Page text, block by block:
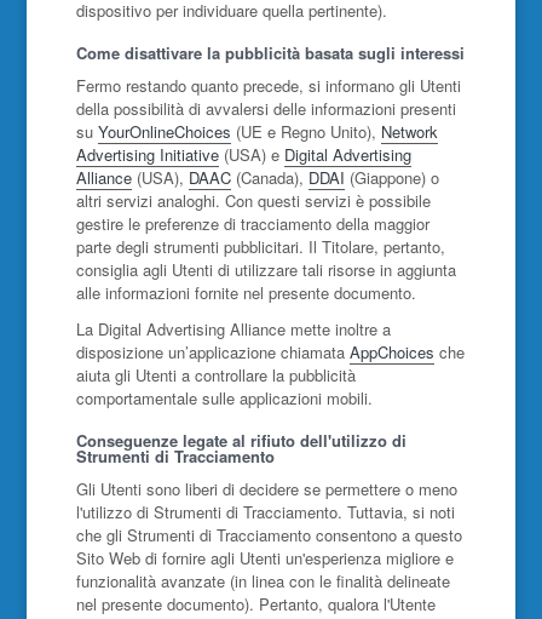
dispositivo per individuare quella pertinente).
Come disattivare la pubblicità basata sugli interessi
Fermo restando quanto precede, si informano gli Utenti
della possibilità di avvalersi delle informazioni presenti
su YourOnlineChoices (UE e Regno Unito), Network
Advertising Initiative(USA) e Digital Advertising
Alliance(USA), DAAC(Canada), DDAI (Giappone) o
altri servizi analoghi. Con questi servizi è possibile
gestire le preferenze di tracciamento della maggior
parte degli strumenti pubblicitari. Il Titolare, pertanto,
consiglia agli Utenti di utilizzare tali risorse in aggiunta
alle informazioni fornite nel presente documento.
La Digital Advertising Alliance mette inoltre a
disposizione un’applicazione chiamata AppChoices che
aiuta gli Utenti a controllare la pubblicità
comportamentale sulle applicazioni mobili.
Conseguenze legate al rifiuto dell'utilizzo di
Strumenti di Tracciamento
Gli Utenti sono liberi di decidere se permettere o meno
l'utilizzo di Strumenti di Tracciamento. Tuttavia, si noti
che gli Strumenti di Tracciamento consentono a questo
Sito Web di fornire agli Utenti un'esperienza migliore e
funzionalità avanzate (in linea con le finalità delineate
nel presente documento). Pertanto, qualora l'Utente